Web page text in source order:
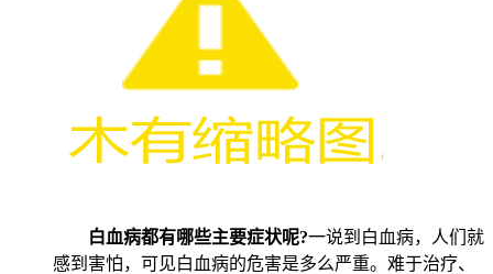
白血病都有哪些主要症状呢?一说到白血病，人们就
感到害怕，可见白血病的危害是多么严重。难于治疗、